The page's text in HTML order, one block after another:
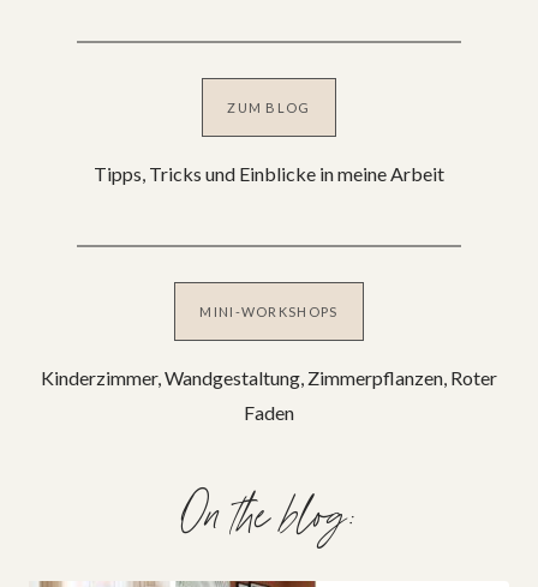
ZUM BLOG
Tipps, Tricks und Einblicke in meine Arbeit
MINI-WORKSHOPS
Kinderzimmer, Wandgestaltung, Zimmerpflanzen, Roter
Faden
On the blog: